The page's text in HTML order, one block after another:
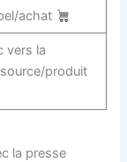
achat
vers la
produit
la presse